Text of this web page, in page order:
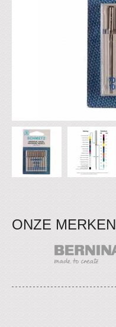
ONZE MERKEN